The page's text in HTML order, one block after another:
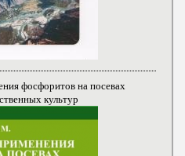
фосфоритов на посевах
культур